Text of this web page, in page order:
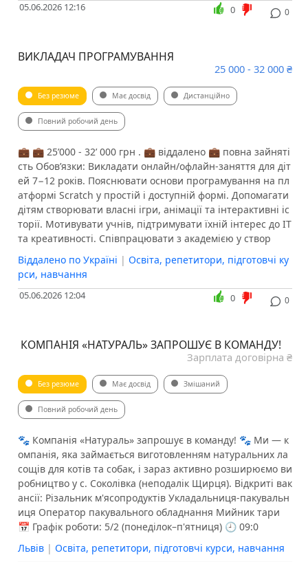
05.06.2026 12:16 0
0
ВИКЛАДАЧ ПРОГРАМУВАННЯ
25 000 - 32 000 ₴
Без резюме Має досвід Дистанційно
Повний робочий день
💼 💼 25’000 - 32’ 000 грн . 💼 віддалено 💼 повна зайняті
сть Обов’язки: Викладати онлайн/офлайн-заняття для діт
ей 7−12 років. Пояснювати основи програмування на пл
атформі Scratch у простій і доступній формі. Допомагати
дітям створювати власні ігри, анімації та інтерактивні іс
торії. Мотивувати учнів, підтримувати їхній інтерес до IT
та креативності. Співпрацювати з академією у створ
Віддалено по Україні | Освіта, репетитори, підготовчі ку
рси, навчання
05.06.2026 12:04 0
0
КОМПАНІЯ «НАТУРАЛЬ» ЗАПРОШУЄ В КОМАНДУ!
Зарплата договірна ₴
Без резюме Має досвід Змішаний
Повний робочий день
🐾 Компанія «Натураль» запрошує в команду! 🐾 Ми — к
омпанія, яка займається виготовленням натуральних ла
сощів для котів та собак, і зараз активно розширюємо ви
робництво у с. Соколівка (неподалік Щирця). Відкриті вак
ансії: Різальник м'ясопродуктів Укладальниця-пакувальн
иця Оператор пакувального обладнання Мийник тари
📅 Графік роботи: 5/2 (понеділок–п'ятниця) 🕘 09:0
Львів | Освіта, репетитори, підготовчі курси, навчання